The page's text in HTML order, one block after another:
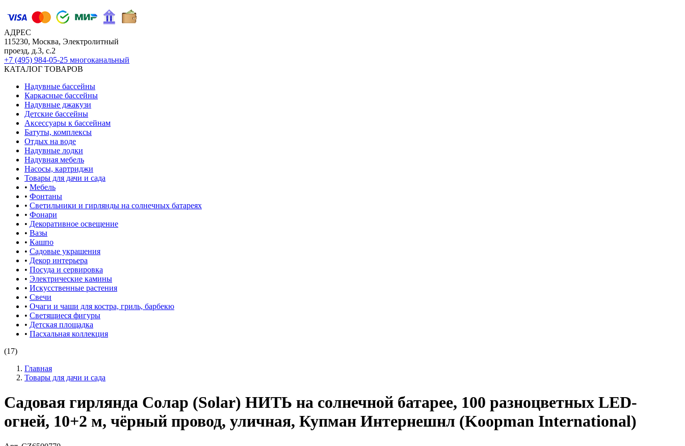
АДРЕС
115230, Москва, Электролитный
проезд, д.3, с.2
+7 (495) 984-05-25 многоканальный
КАТАЛОГ ТОВАРОВ
Надувные бассейны
Каркасные бассейны
Надувные джакузи
Детские бассейны
Аксессуары к бассейнам
Батуты, комплексы
Отдых на воде
Надувные лодки
Надувная мебель
Насосы, картриджи
Товары для дачи и сада
• Мебель
• Фонтаны
• Светильники и гирлянды на солнечных батареях
• Фонари
• Декоративное освещение
• Вазы
• Кашпо
• Садовые украшения
• Декор интерьера
• Посуда и сервировка
• Электрические камины
• Искусственные растения
• Свечи
• Очаги и чаши для костра, гриль, барбекю
• Светящиеся фигуры
• Детская площадка
• Пасхальная коллекция
(17)
Главная
Товары для дачи и сада
Садовая гирлянда Солар (Solar) НИТЬ на солнечной батарее, 100 разноцветных LED-
огней, 10+2 м, чёрный провод, уличная, Купман Интернешнл (Koopman International)